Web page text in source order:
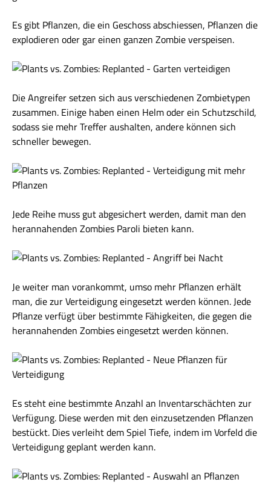
Es gibt Pflanzen, die ein Geschoss abschiessen, Pflanzen die
explodieren oder gar einen ganzen Zombie verspeisen.
Die Angreifer setzen sich aus verschiedenen Zombietypen
zusammen. Einige haben einen Helm oder ein Schutzschild,
sodass sie mehr Treffer aushalten, andere können sich
schneller bewegen.
Jede Reihe muss gut abgesichert werden, damit man den
herannahenden Zombies Paroli bieten kann.
Je weiter man vorankommt, umso mehr Pflanzen erhält
man, die zur Verteidigung eingesetzt werden können. Jede
Pflanze verfügt über bestimmte Fähigkeiten, die gegen die
herannahenden Zombies eingesetzt werden können.
Es steht eine bestimmte Anzahl an Inventarschächten zur
Verfügung. Diese werden mit den einzusetzenden Pflanzen
bestückt. Dies verleiht dem Spiel Tiefe, indem im Vorfeld die
Verteidigung geplant werden kann.